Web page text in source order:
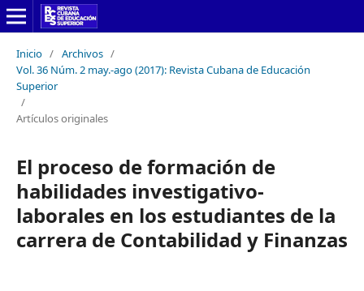
Inicio / Archivos /
Vol. 36 Núm. 2 may.-ago (2017): Revista Cubana de Educación
Superior
/
Artículos originales
El proceso de formación de
habilidades investigativo-
laborales en los estudiantes de la
carrera de Contabilidad y Finanzas